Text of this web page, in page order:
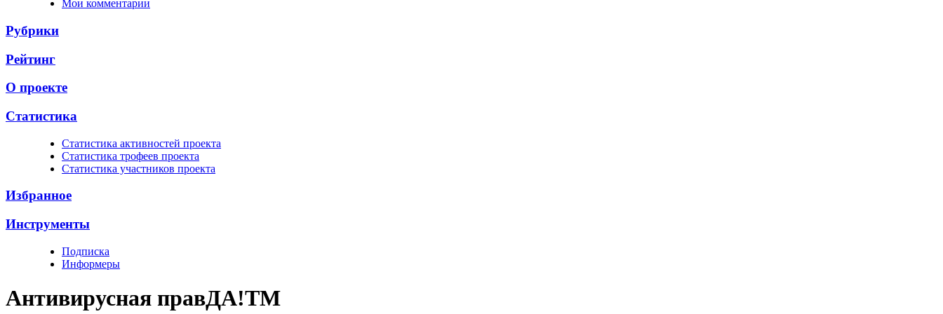
Мои комментарии
Рубрики
Рейтинг
О проекте
Статистика
Cтатистика активностей проекта
Cтатистика трофеев проекта
Cтатистика участников проекта
Избранное
Инструменты
Подписка
Информеры
Антивирусная правДА!TM